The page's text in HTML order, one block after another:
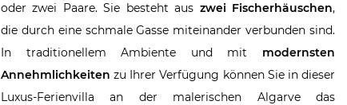
oder zwei Paare. Sie besteht aus zwei Fischerhäuschen,
die durch eine schmale Gasse miteinander verbunden sind.
In traditionellem Ambiente und mit modernsten
Annehmlichkeiten zu Ihrer Verfügung können Sie in dieser
Luxus-Ferienvilla an der malerischen Algarve das